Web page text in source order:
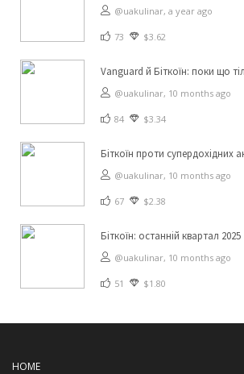
@uakulinar, a year ago
73 $3.62
Vanguard й Біткоїн: поки що
@uakulinar, 10 months ago
84 $3.34
Біткоїн проти супердохідних
@uakulinar, 10 months ago
67 $2.38
Біткоїн: останній квартал 2025
@uakulinar, 10 months ago
51 $1.80
HOME